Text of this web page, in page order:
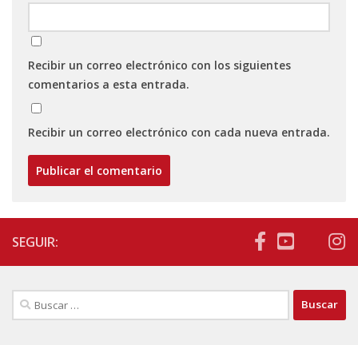
Recibir un correo electrónico con los siguientes
comentarios a esta entrada.
Recibir un correo electrónico con cada nueva entrada.
SEGUIR:
Buscar: